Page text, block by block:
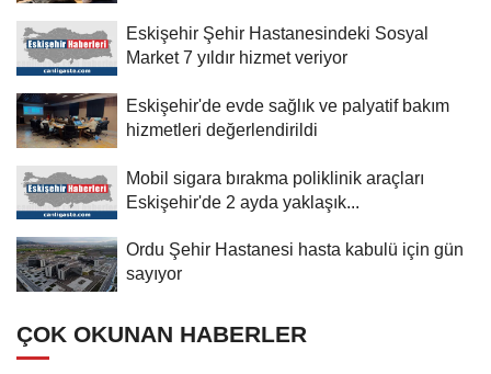
Eskişehir Şehir Hastanesindeki Sosyal
Market 7 yıldır hizmet veriyor
Eskişehir'de evde sağlık ve palyatif bakım
hizmetleri değerlendirildi
Mobil sigara bırakma poliklinik araçları
Eskişehir'de 2 ayda yaklaşık...
Ordu Şehir Hastanesi hasta kabulü için gün
sayıyor
ÇOK OKUNAN HABERLER